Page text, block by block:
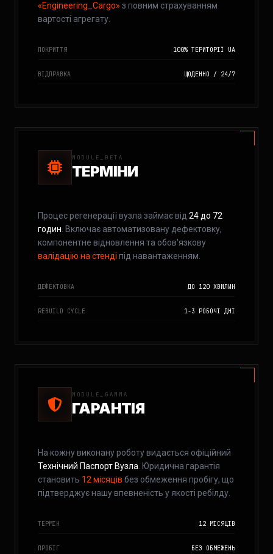
«Engineering_Cargo» з повним страхуванням
вартості агрегату.
ПОКРИТТЯ 100% ТЕРИТОРІЇ UA
ВІДПРАВКА ЩОДЕННО / 24/7
MODULE_BETA
ТЕРМІНИ
Процес регенерації вузла займає від 24 до 72
годин. Включає автоматизовану дефектовку,
компонентне відновлення та обов'язкову
валідацію на стенді під навантаженням.
ДЕФЕКТОВКА ДО 120 ХВИЛИН
REBUILD CYCLE 1-3 РОБОЧІ ДНІ
MODULE_GAMMA
ГАРАНТІЯ
На кожну виконану роботу видається офіційний
Технічний Паспорт Вузла. Юридична гарантія
становить 12 місяців без обмеження пробігу, що
підтверджує нашу впевненість у якості ребілду.
ТЕРМІН 12 МІСЯЦІВ
ПРОБІГ БЕЗ ОБМЕЖЕНЬ